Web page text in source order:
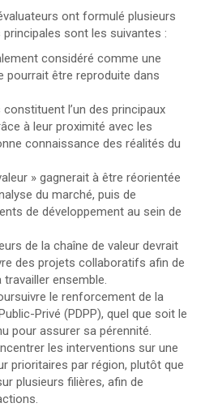
ont formulé plusieurs
sont les suivantes :
considéré comme une
pourrait être reproduite dans
l’un des principaux
à leur proximité avec les
connaissance des réalités du
» gagnerait à être réorientée
du marché, puis de
de développement au sein de
de la chaîne de valeur devrait
des projets collaboratifs afin de
ensemble.
le renforcement de la
Privé (PDPP), quel que soit le
pour assurer sa pérennité.
les interventions sur une
prioritaires par région, plutôt que
plusieurs filières, afin de